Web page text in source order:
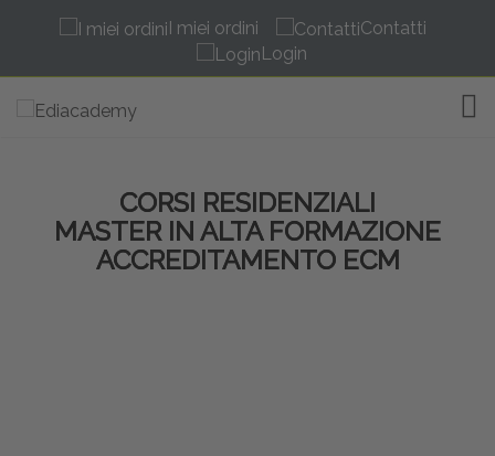
I miei ordini
Contatti
Login
CORSI RESIDENZIALI
MASTER IN ALTA FORMAZIONE
ACCREDITAMENTO ECM